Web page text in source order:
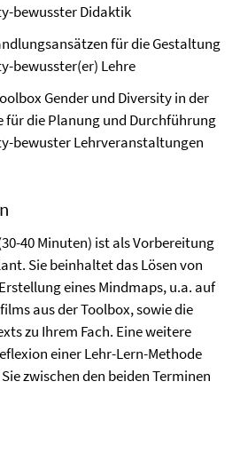
bewusster Didaktik
für die Gestaltung
bewusster(er) Lehre
Gender und Diversity in der
für die Planung und Durchführung
bewuster Lehrveranstaltungen
40 Minuten) ist als Vorbereitung
Sie beinhaltet das Lösen von
eines Mindmaps, u.a. auf
aus der Toolbox, sowie die
zu Ihrem Fach. Eine weitere
einer Lehr-Lern-Methode
zwischen den beiden Terminen